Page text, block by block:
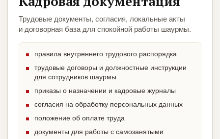
Трудовые документы, согласия, локальные акты
и договорная база для спокойной работы шаурмы.
правила внутреннего трудового распорядка
трудовые договоры и должностные инструкции
для сотрудников шаурмы
приказы о назначении и кадровые журналы
согласия на обработку персональных данных
положение об оплате труда
документы для работы с самозанятыми